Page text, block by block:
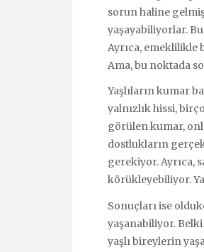
sorun haline gelmiş
yaşayabiliyorlar.
Ayrıca, emeklilikle
Ama, bu noktada
Yaşlıların kumar
yalnızlık hissi,
görülen kumar,
dostlukların
gerekiyor. Ayrıca,
körükleyebiliyor.
Sonuçları ise
yaşanabiliyor. Belki
yaşlı bireylerin